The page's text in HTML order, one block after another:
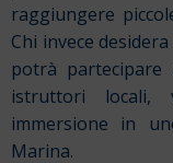
raggiungere
Chi invece
potrà
istruttori locali,
immersione in
Marina.